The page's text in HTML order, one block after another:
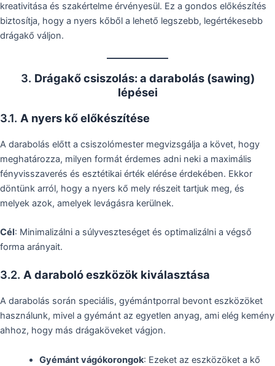
kreativitása és szakértelme érvényesül. Ez a gondos előkészítés
biztosítja, hogy a nyers kőből a lehető legszebb, legértékesebb
drágakő váljon.
3. Drágakő csiszolás: a darabolás (sawing)
lépései
3.1. A nyers kő előkészítése
A darabolás előtt a csiszolómester megvizsgálja a követ, hogy
meghatározza, milyen formát érdemes adni neki a maximális
fényvisszaverés és esztétikai érték elérése érdekében. Ekkor
döntünk arról, hogy a nyers kő mely részeit tartjuk meg, és
melyek azok, amelyek levágásra kerülnek.
Cél: Minimalizálni a súlyveszteséget és optimalizálni a végső
forma arányait.
3.2. A daraboló eszközök kiválasztása
A darabolás során speciális, gyémántporral bevont eszközöket
használunk, mivel a gyémánt az egyetlen anyag, ami elég kemény
ahhoz, hogy más drágaköveket vágjon.
Gyémánt vágókorongok: Ezeket az eszközöket a kő